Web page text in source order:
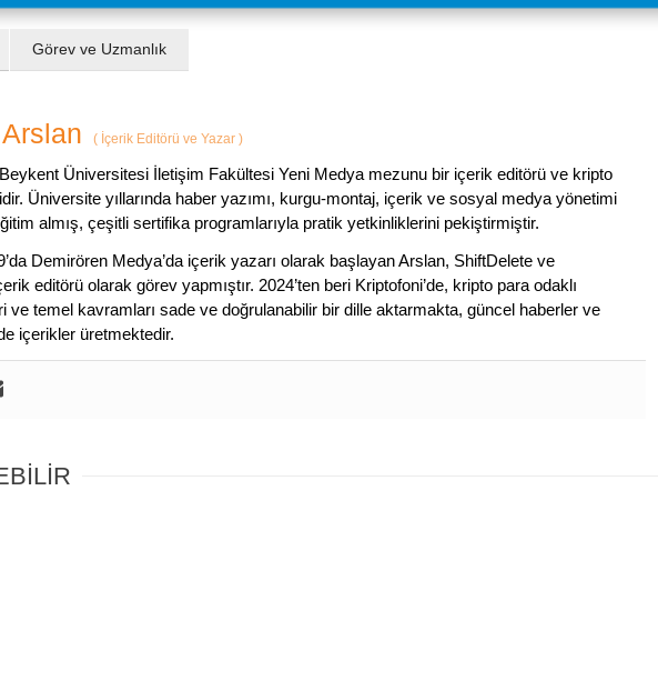
Görev ve Uzmanlık
( İçerik Editörü ve Yazar )
Üniversitesi İletişim Fakültesi Yeni Medya mezunu bir içerik editörü ve kripto
Üniversite yıllarında haber yazımı, kurgu-montaj, içerik ve sosyal medya yönetimi
almış, çeşitli sertifika programlarıyla pratik yetkinliklerini pekiştirmiştir.
Demirören Medya’da içerik yazarı olarak başlayan Arslan, ShiftDelete ve
editörü olarak görev yapmıştır. 2024’ten beri Kriptofoni’de, kripto para odaklı
ve temel kavramları sade ve doğrulanabilir bir dille aktarmakta, güncel haberler ve
içerikler üretmektedir.